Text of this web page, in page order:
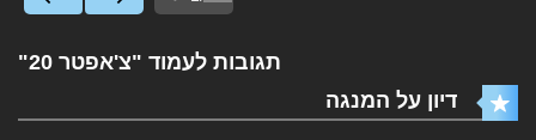
תגובות לעמוד "צ'אפטר 20"
דיון על המנגה